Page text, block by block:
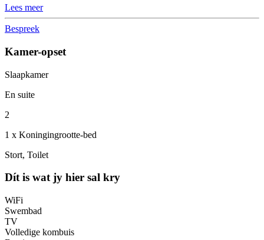
Lees meer
Bespreek
Kamer-opset
Slaapkamer
En suite
2
1 x Koningingrootte-bed
Stort, Toilet
Dít is wat jy hier sal kry
WiFi
Swembad
TV
Volledige kombuis